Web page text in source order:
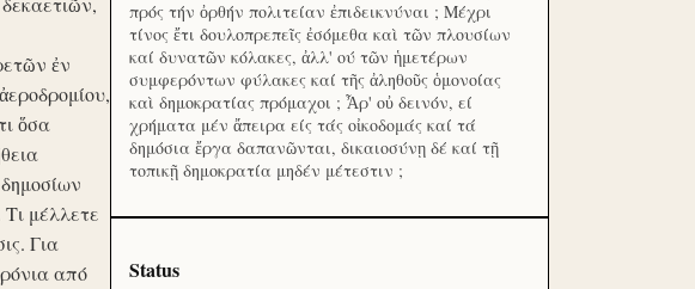
ἐν
ὅσα
μέλλετε
Για
από
πρός τήν ὀρθήν πολιτείαν ἐπιδεικνύναι ; Μέχρι
τίνος ἔτι δουλοπρεπεῖς ἐσόμεθα καὶ τῶν πλουσίων
καί δυνατῶν κόλακες, ἀλλ' ού τῶν ἡμετέρων
συμφερόντων φύλακες καί τῆς ἀληθοῦς ὁμονοίας
καὶ δημοκρατίας πρόμαχοι ; Ἆρ' οὐ δεινόν, εί
χρήματα μέν ἄπειρα είς τάς οἰκοδομάς καί τά
δημόσια ἔργα δαπανῶνται, δικαιοσύνῃ δέ καί τῇ
τοπικῇ δημοκρατία μηδέν μέτεστιν ;
Status